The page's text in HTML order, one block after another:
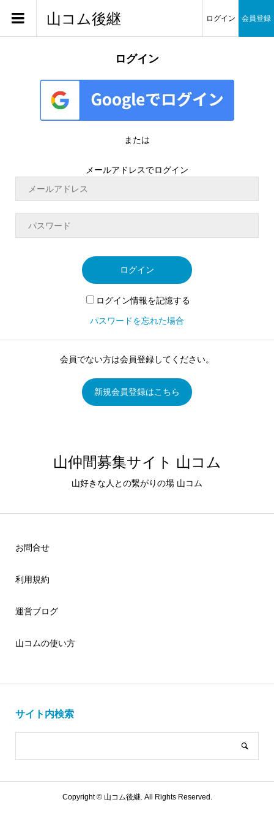
山コム後継 ログイン 会員登録
ログイン
または
メールアドレスでログイン
ログイン
ログイン情報を記憶する
パスワードを忘れた場合
会員でない方は会員登録してください。
新規会員登録はこちら
山仲間募集サイト 山コム
山好きな人との繋がりの場 山コム
お問合せ
利用規約
運営ブログ
山コムの使い方
サイト内検索
Copyright ©山コム後継. All Rights Reserved.